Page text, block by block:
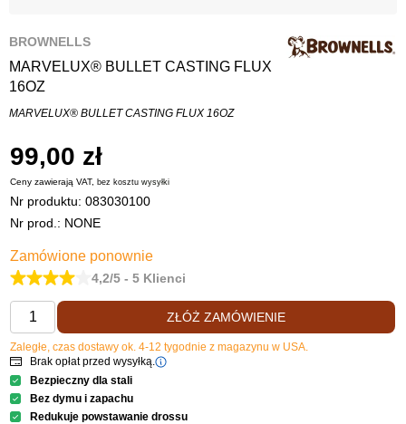
BROWNELLS
MARVELUX® BULLET CASTING FLUX
16OZ
MARVELUX® BULLET CASTING FLUX 16OZ
99,00 zł
Ceny zawierają VAT,bez kosztuwysyłki
Nr produktu:083030100
Nr prod.: NONE
Zamówione ponownie
4,2/5 - 5 Klienci
ZŁÓŻ ZAMÓWIENIE
Zaległe, czas dostawy ok. 4-12 tygodnie z magazynu w USA.
Brak opłat przed wysyłką.
Bezpieczny dla stali
Bez dymu i zapachu
Redukuje powstawanie drossu